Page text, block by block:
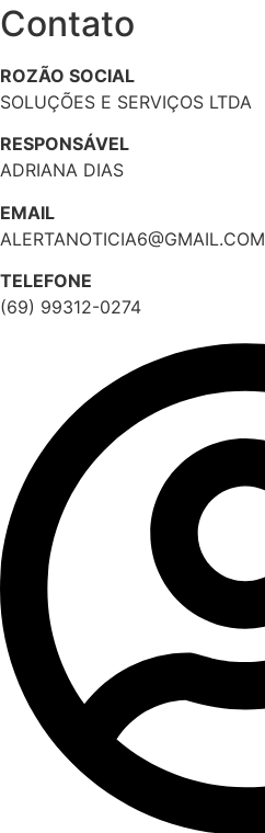
Contato
ROZÃO SOCIAL
SOLUÇÕES E SERVIÇOS LTDA
RESPONSÁVEL
ADRIANA DIAS
EMAIL
ALERTANOTICIA6@GMAIL.COM
TELEFONE
(69) 99312-0274